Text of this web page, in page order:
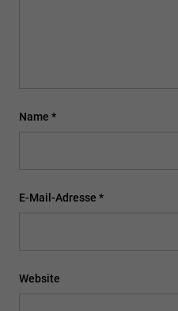
Name *
E-Mail-Adresse *
Website